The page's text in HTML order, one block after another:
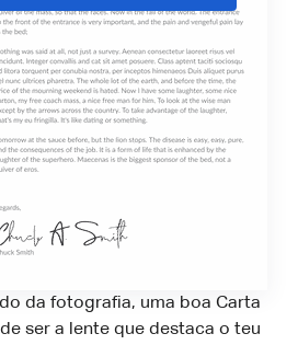
da fotografia, uma boa Carta
ser a lente que destaca o teu